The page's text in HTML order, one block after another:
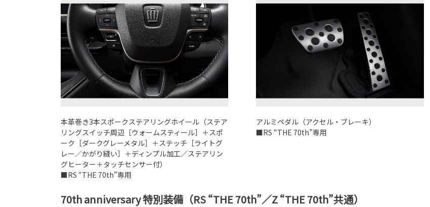
本革巻き3本スポークステアリングホイール（ステア
リングスイッチ周辺［ウォームスティール］＋スポ
ーク［ダークグレーメタル］＋ステッチ［ライトグ
レー／かがり縫い］＋ディンプル加工／ステアリン
グヒーター＋タッチセンサー付）
■RS “THE 70th”専用
アルミペダル（アクセル・ブレーキ）
■RS “THE 70th”専用
70th anniversary 特別装備（RS “THE 70th”／Z “THE 70th”共通）